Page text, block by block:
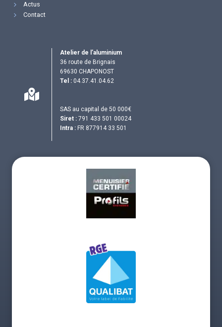
Actus
Contact
Atelier de l’aluminium
36 route de Brignais
69630 CHAPONOST
Tel : 04.37.41.04.62
SAS au capital de 50 000€
Siret : 791 433 501 00024
Intra : FR 877914 33 501